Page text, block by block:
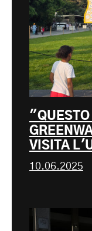
"QUESTO
VISITA
10.06.2025